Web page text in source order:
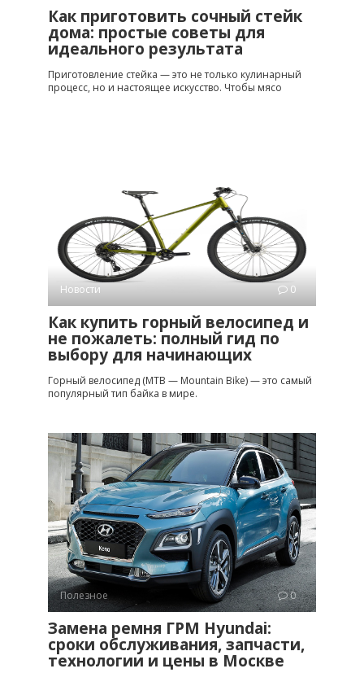
Как приготовить сочный стейк
дома: простые советы для
идеального результата
Приготовление стейка — это не только кулинарный
процесс, но и настоящее искусство. Чтобы мясо
Новости 0
Как купить горный велосипед и
не пожалеть: полный гид по
выбору для начинающих
Горный велосипед (MTB — Mountain Bike) — это самый
популярный тип байка в мире.
Полезное 0
Замена ремня ГРМ Hyundai:
сроки обслуживания, запчасти,
технологии и цены в Москве